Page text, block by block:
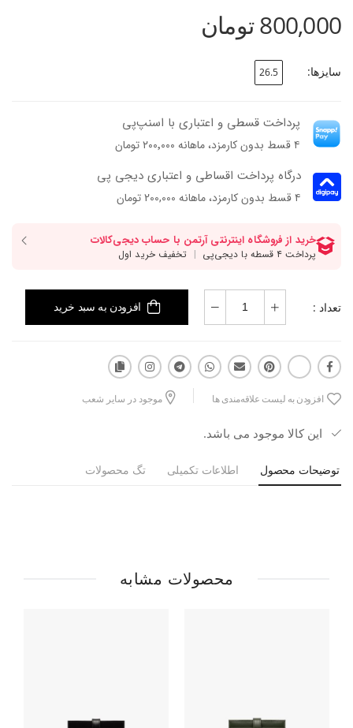
800,000 تومان
سایزها: 26.5
پرداخت قسطی و اعتباری با اسنپ‌پی
۴ قسط بدون کارمزد، ماهانه ۲۰۰٬۰۰۰ تومان
درگاه پرداخت اقساطی و اعتباری دیجی پی
۴ قسط بدون کارمزد، ماهانه 200,000 تومان
تعداد : افزودن به سبد خرید
افزودن به لیست علاقه‌مندی ها موجود در سایر شعب
این کالا موجود می باشد.
توضیحات محصول اطلاعات تکمیلی تگ محصولات
محصولات مشابه